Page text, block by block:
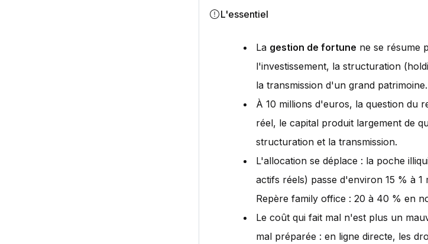
L'essentiel
La gestion de fortune ne se résume
l'investissement, la structuration
la transmission d'un grand patrimoine.
À 10 millions d'euros, la question du
réel, le capital produit largement de
structuration et la transmission.
L'allocation se déplace : la poche
actifs réels) passe d'environ 15 % à 1
Repère family office : 20 à 40 % en
Le coût qui fait mal n'est plus un
mal préparée : en ligne directe, les